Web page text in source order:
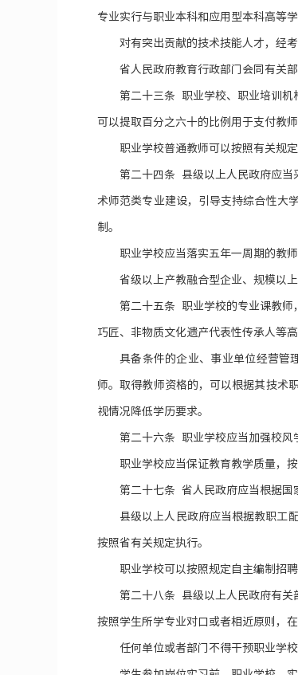
专业实行与职业本科和应用型本科高等
对有突出贡献的技术技能人才，经
省人民政府教育行政部门会同有关
第二十三条 职业学校、职业培训机
可以提取百分之六十的比例用于支付教
职业学校普通教师可以按照有关规
第二十四条 县级以上人民政府应当
术师范类专业建设，引导支持综合性大
制。
职业学校应当落实五年一周期的教
省级以上产教融合型企业、规模以
第二十五条 职业学校的专业课教师
巧匠、非物质文化遗产代表性传承人等
具备条件的企业、事业单位经营管
师。取得教师资格的，可以根据其技术
视情况降低学历要求。
第二十六条 职业学校应当加强校风
职业学校应当保证教育教学质量，
第二十七条 省人民政府应当根据国
县级以上人民政府应当根据教职工
按照省有关规定执行。
职业学校可以按照规定自主编制招
第二十八条 县级以上人民政府有关
按照学生所学专业对口或者相近原则，
任何单位或者部门不得干预职业学